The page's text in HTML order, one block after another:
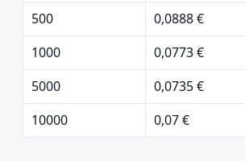
500
0,0888 €
1000
0,0773 €
5000
0,0735 €
10000
0,07 €